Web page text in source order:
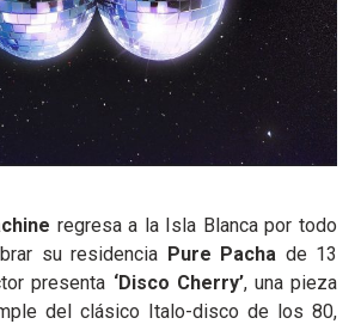
regresa a la Isla Blanca por todo
su residencia Pure Pacha de 13
presenta ‘Disco Cherry’, una pieza
del clásico Italo-disco de los 80,